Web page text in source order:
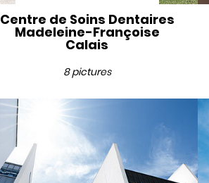
Centre de Soins Dentaires
Madeleine-Françoise
Calais
8 pictures